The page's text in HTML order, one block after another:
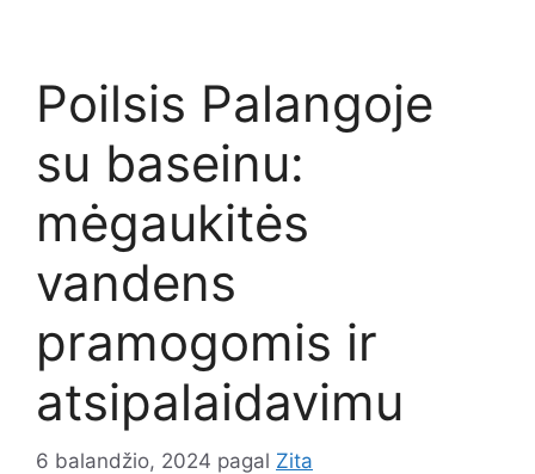
Poilsis Palangoje
su baseinu:
mėgaukitės
vandens
pramogomis ir
atsipalaidavimu
6 balandžio, 2024 pagal Zita